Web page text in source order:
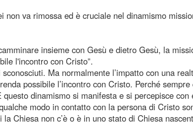
non va rimossa ed è cruciale nel dinamismo
insieme con Gesù e dietro Gesù, la
l'incontro con Cristo”.
Ma normalmente l’impatto con una
possibile l’incontro con Cristo. Perché sempre
dinamismo si manifesta e si percepisce con
modo in contatto con la persona di Cristo
Chiesa non c’è o è in uno stato di Chiesa